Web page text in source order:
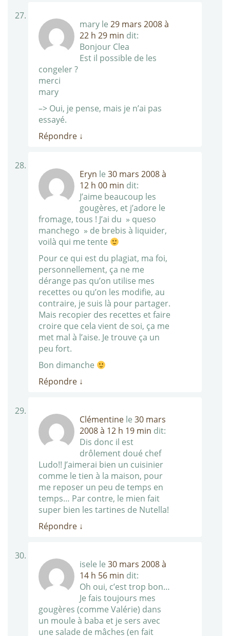
mary le 29 mars 2008 à
22 h 29 min dit:
Bonjour Clea
Est il possible de les
congeler ?
merci
mary
–> Oui, je pense, mais je n’ai pas
essayé.
Répondre ↓
Eryn le 30 mars 2008 à
12 h 00 min dit:
J’aime beaucoup les
gougères, et j’adore le
fromage, tous ! J’ai du » queso
manchego » de brebis à liquider,
voilà qui me tente
Pour ce qui est du plagiat, ma foi,
personnellement, ça ne me
dérange pas qu’on utilise mes
recettes ou qu’on les modifie, au
contraire, je suis là pour partager.
Mais recopier des recettes et faire
croire que cela vient de soi, ça me
met mal à l’aise. Je trouve ça un
peu fort.
Bon dimanche
Répondre ↓
Clémentine le 30 mars
2008 à 12 h 19 min dit:
Dis donc il est
drôlement doué chef
Ludo!! J’aimerai bien un cuisinier
comme le tien à la maison, pour
me reposer un peu de temps en
temps… Par contre, le mien fait
super bien les tartines de Nutella!
Répondre ↓
isele le 30 mars 2008 à
14 h 56 min dit:
Oh oui, c’est trop bon…
Je fais toujours mes
gougères (comme Valérie) dans
un moule à baba et je sers avec
une salade de mâches (en fait